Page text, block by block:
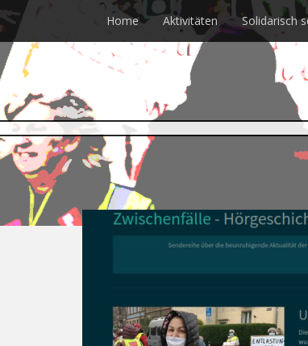
to
main
content
Home Aktivitäten Solidarisch